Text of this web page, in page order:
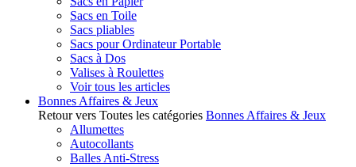
Sacs en Toile
Sacs pliables
Sacs pour Ordinateur Portable
Sacs à Dos
Valises à Roulettes
Voir tous les articles
Bonnes Affaires & Jeux
Retour vers Toutes les catégories Bonnes Affaires & Jeux
Allumettes
Autocollants
Balles Anti-Stress